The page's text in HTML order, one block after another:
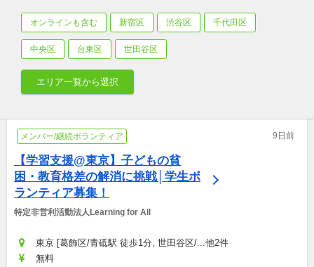
オンラインも含む 新宿区 渋谷区 千代田区
中央区 台東区 世田谷区
エリア一覧から選択
メンバー/継続ボランティア 9日前
【学習支援@東京】子どもの貧
困・教育格差の解消に挑戦│学生ボ
ランティア募集！
特定非営利活動法人Learning for All
東京 [葛飾区/青砥駅 徒歩1分, 世田谷区/...他2件
無料